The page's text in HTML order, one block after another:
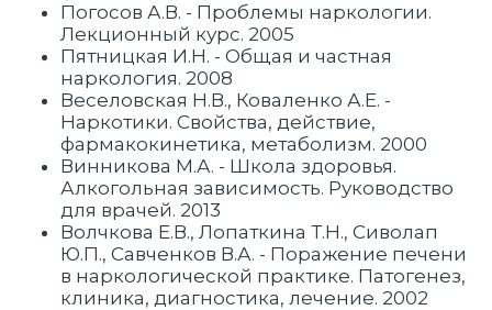
Погосов А.В. - Проблемы наркологии.
Лекционный курс. 2005
Пятницкая И.Н. - Общая и частная
наркология. 2008
Веселовская Н.В., Коваленко А.Е. -
Наркотики. Свойства, действие,
фармакокинетика, метаболизм. 2000
Винникова М.А. - Школа здоровья.
Алкогольная зависимость. Руководство
для врачей. 2013
Волчкова Е.В., Лопаткина Т.Н., Сиволап
Ю.П., Савченков В.А. - Поражение печени
в наркологической практике. Патогенез,
клиника, диагностика, лечение. 2002